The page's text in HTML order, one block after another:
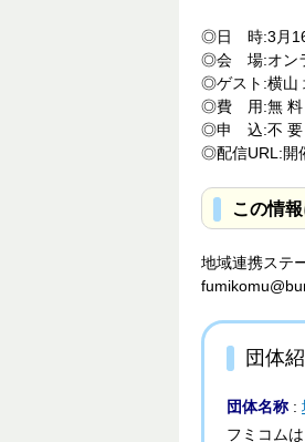
◎日 時:3月16
◎会 場:オン
◎ゲスト:横山
◎費 用:無 料
◎申 込:不 要
◎配信URL:開
この情
地域連携ステ
団体
団体名称 :
フミコム